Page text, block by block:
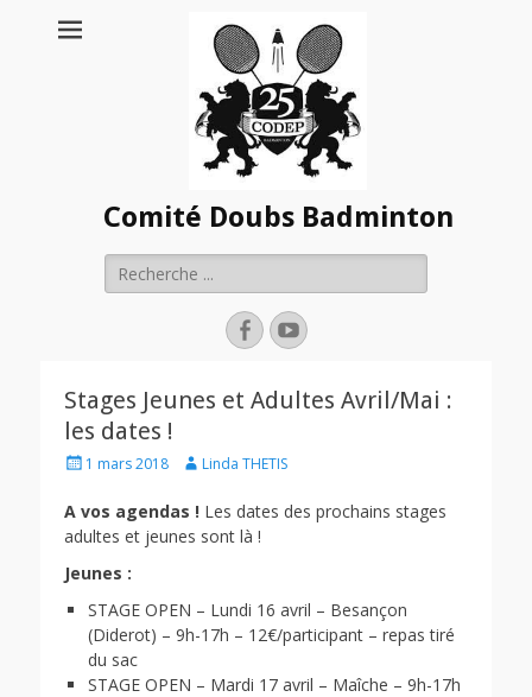
Comité Doubs Badminton
Rechercher :
FacebookYouTube
Stages Jeunes et Adultes Avril/Mai :
les dates !
Posted1 mars 2018 AuthorLinda THETIS
A vos agendas ! Les dates des prochains stages
adultes et jeunes sont là !
Jeunes :
STAGE OPEN – Lundi 16 avril – Besançon
(Diderot) – 9h-17h – 12€/participant – repas tiré
du sac
STAGE OPEN – Mardi 17 avril – Maîche – 9h-17h